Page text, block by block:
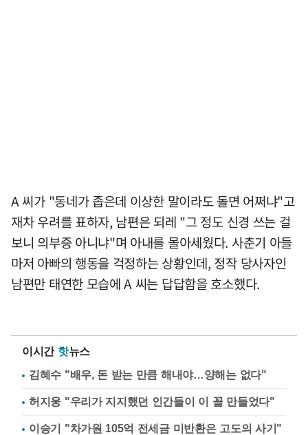
A 씨가 "동네가 좁은데 이상한 말이라도 돌면 어쩌냐"고
재차 우려를 표하자, 남편은 되레 "그 정도 신경 쓰는 걸
보니 의부증 아니냐"며 아내를 몰아세웠다. 사춘기 아들
마저 아빠의 행동을 걱정하는 상황인데, 정작 당사자인
남편만 태연한 모습에 A 씨는 답답함을 호소했다.
이시간 핫뉴스
김혜수 "배우, 돈 받는 만큼 해내야…양해는 없다"
허지웅 "우리가 지지했던 인간들이 이 꼴 만들었다"
이승기 "차가원 105억 전세금 미반환은 고도의 사기"